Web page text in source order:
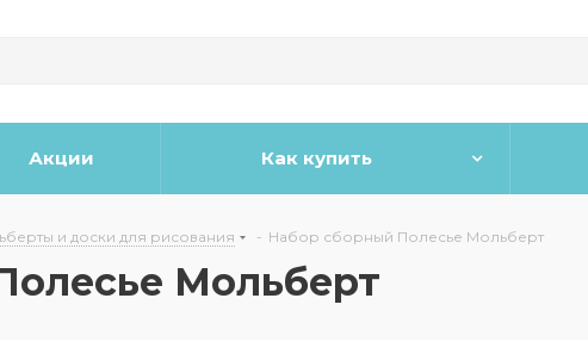
Акции Как купить
и доски для рисования - Набор сборный Полесье Мольберт
Мольберт